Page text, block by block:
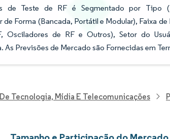
de Teste de RF é Segmentado por Tipo
Forma (Bancada, Portátil e Modular), Faixa de
Osciladores de RF e Outros), Setor do
Previsões de Mercado são Fornecidas em
Tecnologia, Mídia E Telecomunicações